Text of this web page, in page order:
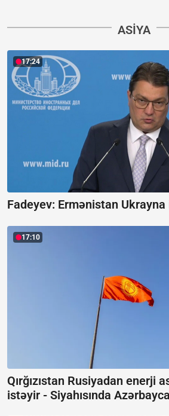
ASIYA
17:24
Fadeyev: Ermənistan
17:10
Qırğızıstan Rusiyadan enerji
istəyir - Siyahısında